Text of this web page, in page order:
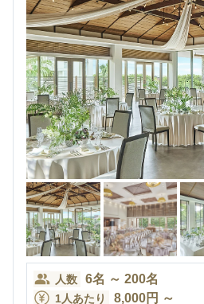
人数 6名 ～ 200名
1人あたり 8,000円 ～